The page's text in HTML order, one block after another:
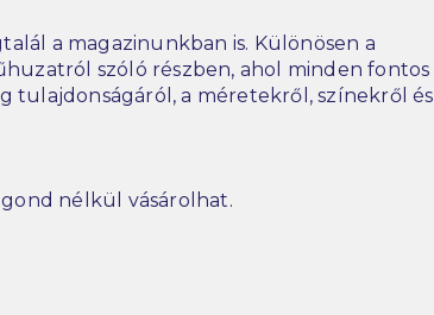
a magazinunkban is. Különösen a
szóló részben, ahol minden fontos
tulajdonságáról, a méretekről, színekről és
nélkül vásárolhat.